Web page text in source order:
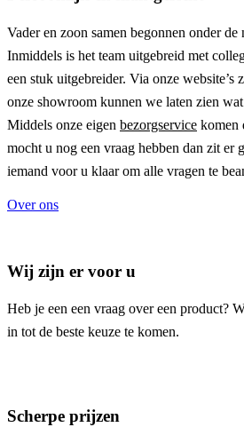
Vader en zoon samen begonnen onder de
Inmiddels is het team uitgebreid met
een stuk uitgebreider. Via onze website’s
onze showroom kunnen we laten zien
Middels onze eigen bezorgservice komen
mocht u nog een vraag hebben dan zit er
iemand voor u klaar om alle vragen te
Over ons
Wij zijn er voor u
Heb je een een vraag over een product?
in tot de beste keuze te komen.
Scherpe prijzen